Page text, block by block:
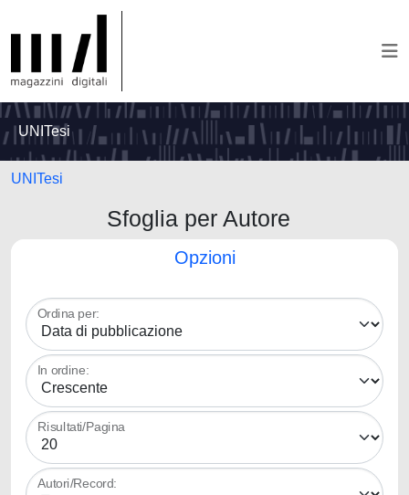
UNITesi
UNITesi
Sfoglia per Autore
Opzioni
Ordina per:
In ordine:
Risultati/Pagina
Autori/Record: